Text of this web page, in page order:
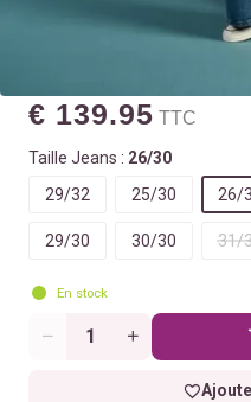
€ 139.95 TTC
Taille Jeans : 26/30
29/32
25/30 26/
29/30 30/30 31/
En stock
Quantité